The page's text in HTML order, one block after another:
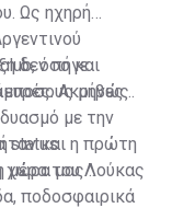
Ως ηχηρή
δεν πήγε
Ακριβώς
όσο και
μήνες
με την
status
μέρα του Λούκας
και η πρώτη
χώρα μας
ποδοσφαιρικά